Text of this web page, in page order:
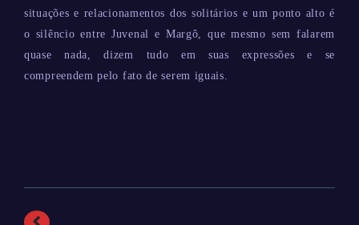
situações e relacionamentos dos solitários e um ponto alto é
o silêncio entre Juvenal e Margô, que mesmo sem falarem
quase nada, dizem tudo em suas expressões e se
compreendem pelo fato de serem iguais.